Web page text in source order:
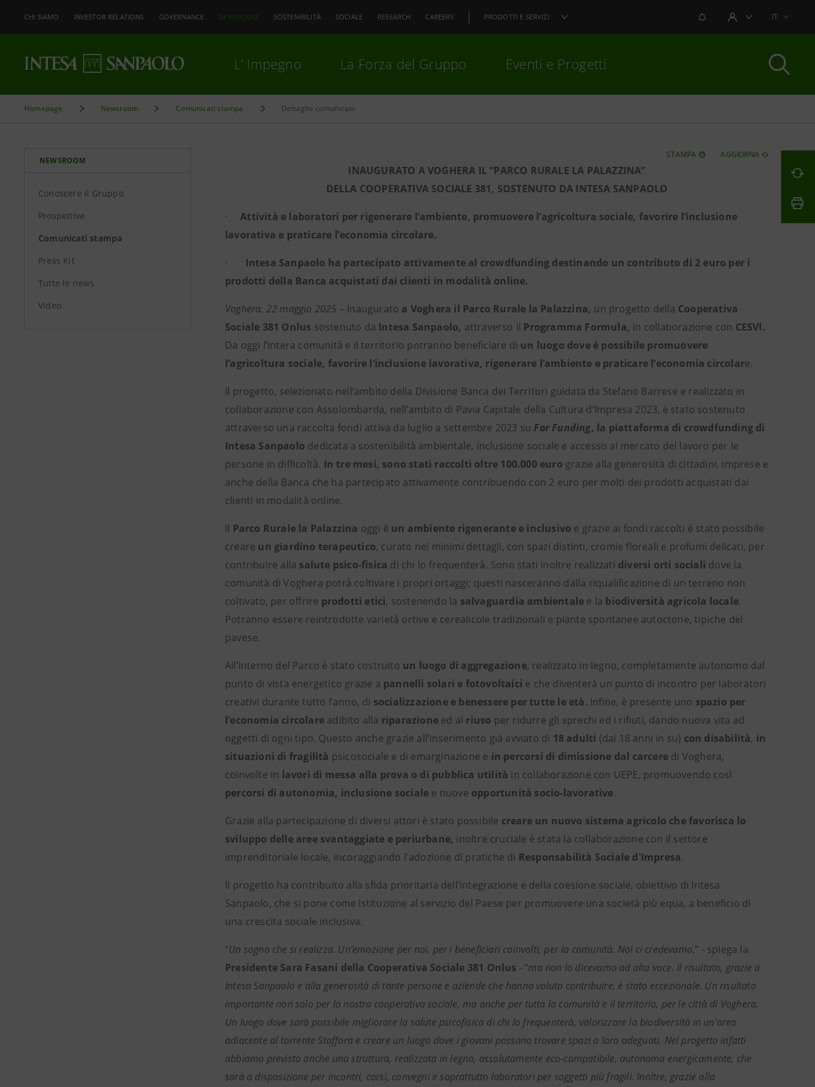
CHI SIAMO INVESTOR RELATIONS GOVERNANCE NEWSROOM SOSTENIBILITÀ SOCIALE RESEARCH CAREERS PRODOTTI E SERVIZI NOTIFICHEAREA UTENTEIT
L’ Impegno La Forza del Gruppo Eventi e Progetti
Homepage Newsroom Comunicati stampa Dettaglio comunicato
NEWSROOM
Conoscere il Gruppo
Prospettive
Comunicati stampa
Press Kit
Tutte le news
Video
STAMPA AGGIORNA
INAUGURATO A VOGHERA IL “PARCO RURALE LA PALAZZINA”
DELLA COOPERATIVA SOCIALE 381, SOSTENUTO DA INTESA SANPAOLO
·Attività e laboratori per rigenerare l’ambiente, promuovere l’agricoltura sociale, favorire l’inclusione
lavorativa e praticare l’economia circolare.
· Intesa Sanpaolo ha partecipato attivamente al crowdfunding destinando un contributo di 2 euro per i
prodotti della Banca acquistati dai clienti in modalità online.
Voghera, 22 maggio 2025 – Inaugurato a Voghera il Parco Rurale la Palazzina, un progetto della Cooperativa
Sociale 381 Onlus sostenuto da Intesa Sanpaolo, attraverso il Programma Formula, in collaborazione con CESVI.
Da oggi l’intera comunità e il territorio potranno beneficiare di un luogo dove è possibile promuovere
l’agricoltura sociale, favorire l’inclusione lavorativa, rigenerare l’ambiente e praticare l’economia circolare.
Il progetto, selezionato nell’ambito della Divisione Banca dei Territori guidata da Stefano Barrese e realizzato in
collaborazione con Assolombarda, nell’ambito di Pavia Capitale della Cultura d’Impresa 2023, è stato sostenuto
attraverso una raccolta fondi attiva da luglio a settembre 2023 su For Funding, la piattaforma di crowdfunding di
Intesa Sanpaolo dedicata a sostenibilità ambientale, inclusione sociale e accesso al mercato del lavoro per le
persone in difficoltà. In tre mesi, sono stati raccolti oltre 100.000 euro grazie alla generosità di cittadini, imprese e
anche della Banca che ha partecipato attivamente contribuendo con 2 euro per molti dei prodotti acquistati dai
clienti in modalità online.
Il Parco Rurale la Palazzina oggi è un ambiente rigenerante e inclusivo e grazie ai fondi raccolti è stato possibile
creare un giardino terapeutico, curato nei minimi dettagli, con spazi distinti, cromie floreali e profumi delicati, per
contribuire alla salute psico-fisica di chi lo frequenterà. Sono stati inoltre realizzati diversi orti sociali dove la
comunità di Voghera potrà coltivare i propri ortaggi; questi nasceranno dalla riqualificazione di un terreno non
coltivato, per offrire prodotti etici, sostenendo la salvaguardia ambientale e la biodiversità agricola locale.
Potranno essere reintrodotte varietà ortive e cerealicole tradizionali e piante spontanee autoctone, tipiche del
pavese.
All’interno del Parco è stato costruito un luogo di aggregazione, realizzato in legno, completamente autonomo dal
punto di vista energetico grazie a pannelli solari e fotovoltaici e che diventerà un punto di incontro per laboratori
creativi durante tutto l’anno, di socializzazione e benessere per tutte le età. Infine, è presente uno spazio per
l’economia circolare adibito alla riparazione ed al riuso per ridurre gli sprechi ed i rifiuti, dando nuova vita ad
oggetti di ogni tipo. Questo anche grazie all’inserimento già avviato di 18 adulti (dai 18 anni in su) con disabilità, in
situazioni di fragilità psicosociale e di emarginazione e in percorsi di dimissione dal carcere di Voghera,
coinvolte in lavori di messa alla prova o di pubblica utilità in collaborazione con UEPE, promuovendo così
percorsi di autonomia, inclusione sociale e nuove opportunità socio-lavorative.
Grazie alla partecipazione di diversi attori è stato possibile creare un nuovo sistema agricolo che favorisca lo
sviluppo delle aree svantaggiate e periurbane, inoltre cruciale è stata la collaborazione con il settore
imprenditoriale locale, incoraggiando l'adozione di pratiche di Responsabilità Sociale d'Impresa.
Il progetto ha contribuito alla sfida prioritaria dell’integrazione e della coesione sociale, obiettivo di Intesa
Sanpaolo, che si pone come Istituzione al servizio del Paese per promuovere una società più equa, a beneficio di
una crescita sociale inclusiva.
“Un sogno che si realizza. Un’emozione per noi, per i beneficiari coinvolti, per la comunità. Noi ci credevamo,” - spiega la
Presidente Sara Fasani della Cooperativa Sociale 381 Onlus - “ma non lo dicevamo ad alta voce. Il risultato, grazie a
Intesa Sanpaolo e alla generosità di tante persone e aziende che hanno voluto contribuire, è stato eccezionale. Un risultato
importante non solo per la nostra cooperativa sociale, ma anche per tutta la comunità e il territorio, per le città di Voghera.
Un luogo dove sarà possibile migliorare la salute psicofisica di chi lo frequenterà, valorizzare la biodiversità in un’area
adiacente al torrente Staffora e creare un luogo dove i giovani possano trovare spazi a loro adeguati. Nel progetto infatti
abbiamo previsto anche una struttura, realizzata in legno, assolutamente eco-compatibile, autonoma energicamente, che
sarà a disposizione per incontri, corsi, convegni e soprattutto laboratori per soggetti più fragili. Inoltre, grazie alla